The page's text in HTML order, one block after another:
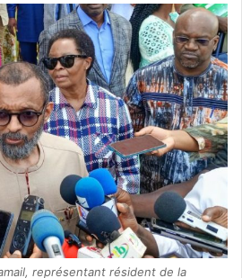
représentant résident de la